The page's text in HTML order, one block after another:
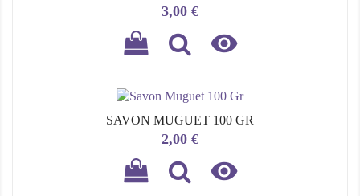
Prix
3,00 €

SAVON MUGUET 100 GR
Prix
2,00 €
